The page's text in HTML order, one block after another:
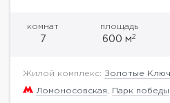
комнат
7
площадь
600 м2
Жилой комплекс: Золотые
Ломоносовская Парк победы